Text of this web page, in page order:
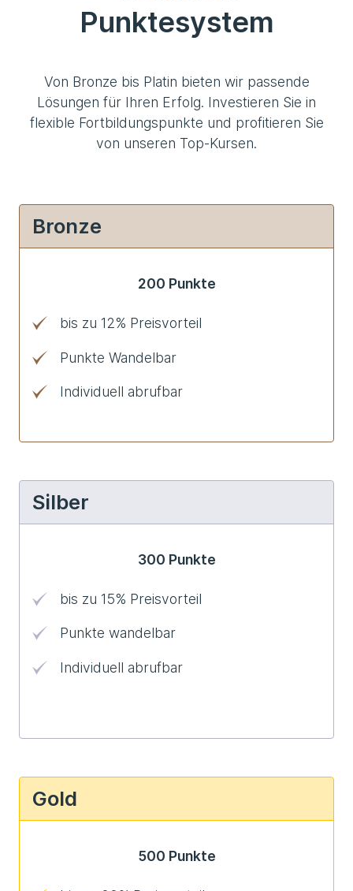
Punktesystem
Von Bronze bis Platin bieten wir passende
Lösungen für Ihren Erfolg. Investieren Sie in
flexible Fortbildungspunkte und profitieren Sie
von unseren Top-Kursen.
Bronze
200 Punkte
bis zu 12% Preisvorteil
Punkte Wandelbar
Individuell abrufbar
Silber
300 Punkte
bis zu 15% Preisvorteil
Punkte wandelbar
Individuell abrufbar
Gold
500 Punkte